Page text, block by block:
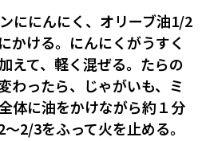
ににんにく、オリーブ油1/2
かける。にんにくがうすく
えて、軽く混ぜる。たらの
わったら、じゃがいも、ミ
体に油をかけながら約１分
2/3をふって火を止める。